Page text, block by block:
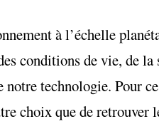
à l’échelle
conditions de vie, de
technologie. Pour
choix que de retrouver